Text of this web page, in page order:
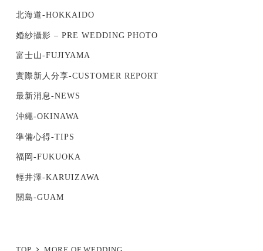
北海道-HOKKAIDO
婚紗攝影 – PRE WEDDING PHOTO
富士山-FUJIYAMA
實際新人分享-CUSTOMER REPORT
最新消息-NEWS
沖繩-OKINAWA
準備心得-TIPS
福岡-FUKUOKA
輕井澤-KARUIZAWA
關島-GUAM